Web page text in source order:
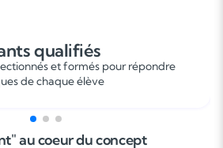
qualifiés
et formés pour répondre
de chaque élève
au coeur du concept